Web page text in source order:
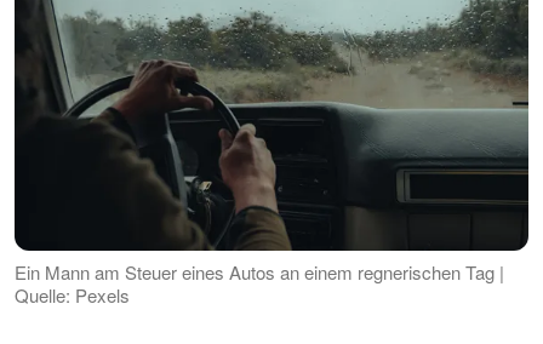
Ein Mann am Steuer eines Autos an einem regnerischen Tag |
Quelle: Pexels